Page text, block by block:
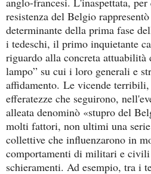
resistenza del Belgio
determinante della prima fase
i tedeschi, il primo inquietante
riguardo alla concreta attuabilità
lampo” su cui i loro generali e
affidamento. Le vicende
efferatezze che seguirono,
alleata denominò «stupro del
molti fattori, non ultimi una
collettive che influenzarono in
comportamenti di militari e
schieramenti. Ad esempio, tra i